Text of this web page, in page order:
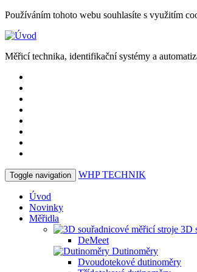
Používáním tohoto webu souhlasíte s využitím
Měřicí technika, identifikační systémy a
Toggle navigation WHPTECHNIK
Úvod
Novinky
Měřidla
3D
DeMeet
Dutinoměry
Dvoudotekové dutinoměry